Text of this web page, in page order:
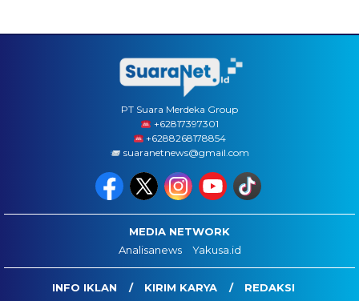
PT Suara Merdeka Group
‪+62817397301
+6288268178854
suaranetnews@gmail.com
MEDIA NETWORK
Analisanews
Yakusa.id
INFO IKLAN KIRIM KARYA REDAKSI